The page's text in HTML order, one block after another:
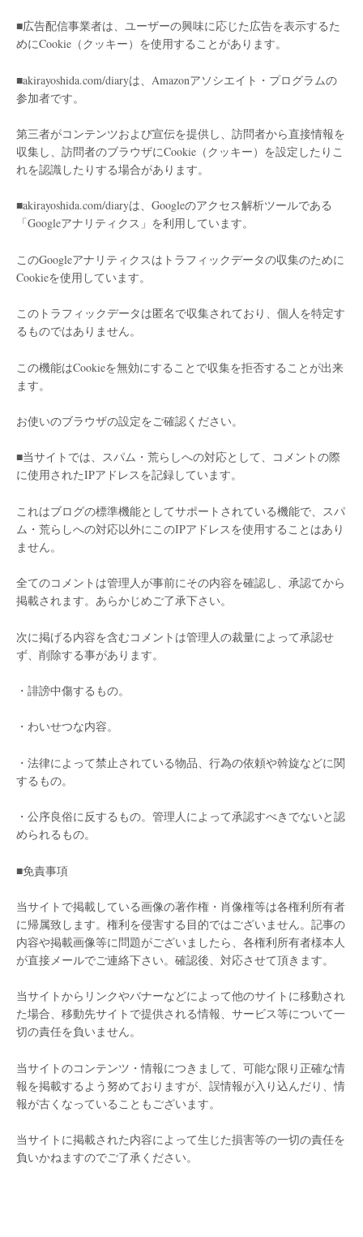
■広告配信事業者は、ユーザーの興味に応じた広告を表示するた
めにCookie（クッキー）を使用することがあります。
■akirayoshida.com/diaryは、Amazonアソシエイト・プログラムの
参加者です。
第三者がコンテンツおよび宣伝を提供し、訪問者から直接情報を
収集し、訪問者のブラウザにCookie（クッキー）を設定したりこ
れを認識したりする場合があります。
■akirayoshida.com/diaryは、Googleのアクセス解析ツールである
「Googleアナリティクス」を利用しています。
このGoogleアナリティクスはトラフィックデータの収集のために
Cookieを使用しています。
このトラフィックデータは匿名で収集されており、個人を特定す
るものではありません。
この機能はCookieを無効にすることで収集を拒否することが出来
ます。
お使いのブラウザの設定をご確認ください。
■当サイトでは、スパム・荒らしへの対応として、コメントの際
に使用されたIPアドレスを記録しています。
これはブログの標準機能としてサポートされている機能で、スパ
ム・荒らしへの対応以外にこのIPアドレスを使用することはあり
ません。
全てのコメントは管理人が事前にその内容を確認し、承認てから
掲載されます。あらかじめご了承下さい。
次に掲げる内容を含むコメントは管理人の裁量によって承認せ
ず、削除する事があります。
・誹謗中傷するもの。
・わいせつな内容。
・法律によって禁止されている物品、行為の依頼や斡旋などに関
するもの。
・公序良俗に反するもの。管理人によって承認すべきでないと認
められるもの。
■免責事項
当サイトで掲載している画像の著作権・肖像権等は各権利所有者
に帰属致します。権利を侵害する目的ではございません。記事の
内容や掲載画像等に問題がございましたら、各権利所有者様本人
が直接メールでご連絡下さい。確認後、対応させて頂きます。
当サイトからリンクやバナーなどによって他のサイトに移動され
た場合、移動先サイトで提供される情報、サービス等について一
切の責任を負いません。
当サイトのコンテンツ・情報につきまして、可能な限り正確な情
報を掲載するよう努めておりますが、誤情報が入り込んだり、情
報が古くなっていることもございます。
当サイトに掲載された内容によって生じた損害等の一切の責任を
負いかねますのでご了承ください。